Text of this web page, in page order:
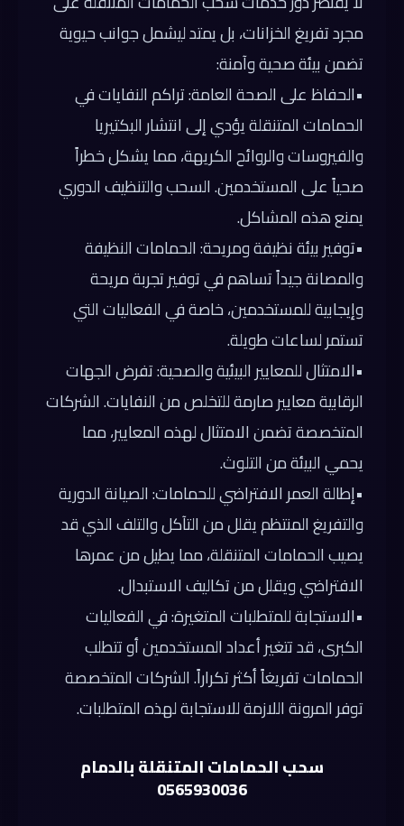
مجرد تفريغ الخزانات، بل يمتد ليشمل جوانب حيوية
تضمن بيئة صحية وآمنة:
•الحفاظ على الصحة العامة:تراكم النفايات في
الحمامات المتنقلة يؤدي إلى انتشار البكتيريا
والفيروسات والروائح الكريهة، مما يشكل خطراً
صحياً على المستخدمين. السحب والتنظيف الدوري
يمنع هذه المشاكل.
•توفير بيئة نظيفة ومريحة:الحمامات النظيفة
والمصانة جيداً تساهم في توفير تجربة مريحة
وإيجابية للمستخدمين، خاصة في الفعاليات التي
تستمر لساعات طويلة.
•الامتثال للمعايير البيئية والصحية:تفرض الجهات
الرقابية معايير صارمة للتخلص من النفايات. الشركات
المتخصصة تضمن الامتثال لهذه المعايير، مما
يحمي البيئة من التلوث.
•إطالة العمر الافتراضي للحمامات:الصيانة الدورية
والتفريغ المنتظم يقلل من التآكل والتلف الذي قد
يصيب الحمامات المتنقلة، مما يطيل من عمرها
الافتراضي ويقلل من تكاليف الاستبدال.
•الاستجابة للمتطلبات المتغيرة:في الفعاليات
الكبرى، قد تتغير أعداد المستخدمين أو تتطلب
الحمامات تفريغاً أكثر تكراراً. الشركات المتخصصة
توفر المرونة اللازمة للاستجابة لهذه المتطلبات.
سحب الحمامات المتنقلة بالدمام
0565930036